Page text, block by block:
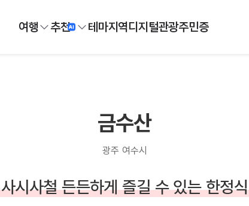
여행 추천 테마지역디지털관광주민증
금수산
광주 여수시
사시사철 든든하게 즐길 수 있는 한정식